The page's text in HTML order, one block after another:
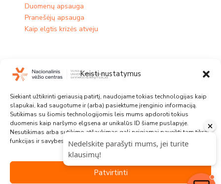
Keisti nustatymus
Siekiant užtikrinti geriausią patirtį, naudojame tokias technologijas kaip
slapukai, kad saugotume ir (arba) pasiektume įrenginio informaciją.
Sutikimas su šiomis technologijomis leis mums apdoroti tokius
duomenis kaip naršymo elgsena ar unikalūs ID šiame puslapyje.
Nesutikimas arba sutikimo atšaukimas gali neigiamai paveikti tam tikras
funkcijas ir savybes.
Patvirtinti
Duomenų apsauga
Pranešėjų apsauga
Kaip elgtis krizės atveju
Padaliniai
Diagnostinės onkologijos centras
Chirurginės onkologijos centras
Medikamentinės onkologijos centras​
Radiacinės onkologijos centras
Hematologijos, onkologijos ir transfuziologijos centras
Tarpdisciplininių paslaugų centras